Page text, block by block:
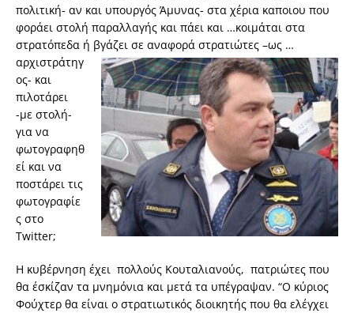
πολιτική- αν και υπουργός Άμυνας- στα χέρια καποιου που
φοράει στολή παραλλαγής και πάει και …κοιμάται στα
στρατόπεδα ή βγάζει σε αναφορά στρατιώτες –ως …
αρχιστράτηγ
ος- και
πιλοτάρει
-με στολή-
για να
φωτογραφηθ
εί και να
ποστάρει τις
φωτογραφίε
ς στο
Twitter;
Η κυβέρνηση έχει πολλούς Κουταλιανούς, πατριώτες που
θα έσκίζαν τα μνημόνια και μετά τα υπέγραψαν. “Ο κύριος
Φούχτερ θα είναι ο στρατιωτικός διοικητής που θα ελέγχει